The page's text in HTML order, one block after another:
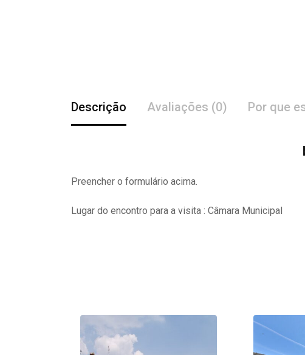
Descrição Avaliações (0) Por que
Preencher o formulário acima.
Lugar do encontro para a visita : Câmara Municipal